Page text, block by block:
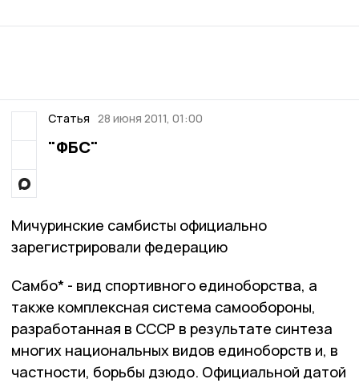
Статья 28 июня 2011, 01:00
"ФБС"
Мичуринские самбисты официально
зарегистрировали федерацию
Самбо* - вид спортивного единоборства, а
также комплексная система самообороны,
разработанная в СССР в результате синтеза
многих национальных видов единоборств и, в
частности, борьбы дзюдо. Официальной датой